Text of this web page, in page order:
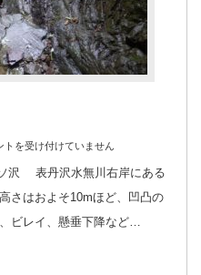
トを受け付けていません
沢 表丹沢水無川右岸にある
さはおよそ10mほど、凹凸の
ビレイ、懸垂下降など…